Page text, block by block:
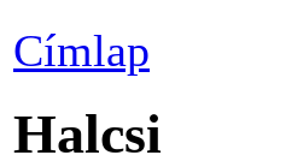
Címlap
Halcsi